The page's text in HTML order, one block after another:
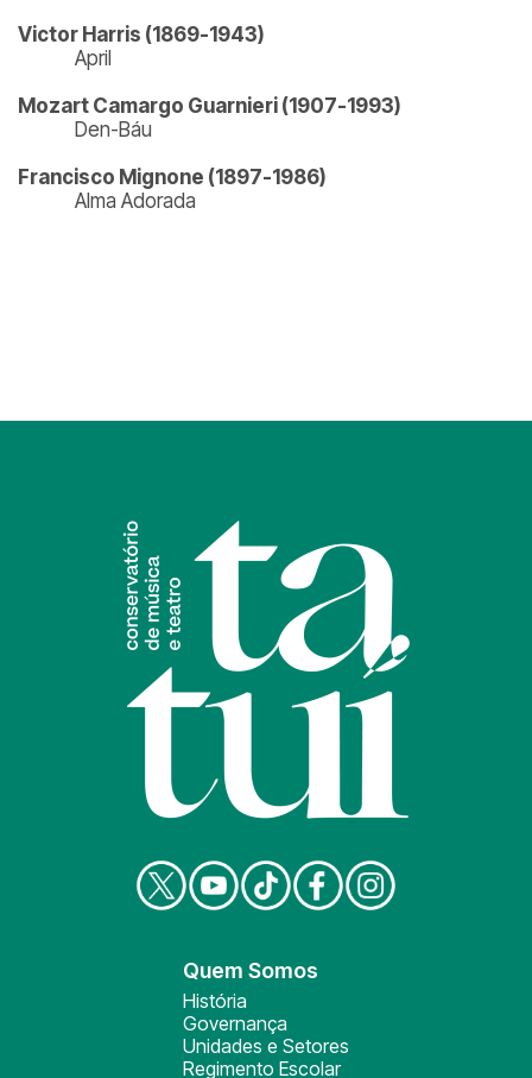
Victor Harris (1869-1943)
April
Mozart Camargo Guarnieri (1907-1993)
Den-Báu
Francisco Mignone (1897-1986)
Alma Adorada
Quem Somos
História
Governança
Unidades e Setores
Regimento Escolar